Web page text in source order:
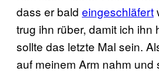
dass er bald eingeschläfert
trug ihn rüber, damit ich ihn
sollte das letzte Mal sein.
auf meinem Arm nahm und